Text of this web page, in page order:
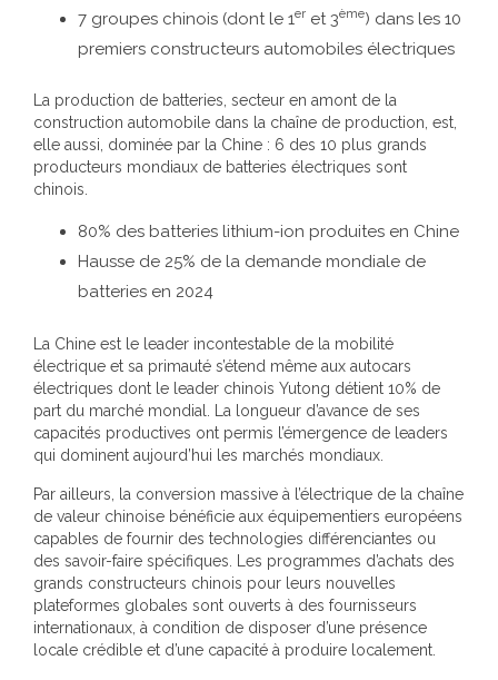
7 groupes chinois (dont le 1er et 3ème) dans les 10
premiers constructeurs automobiles électriques
La production de batteries, secteur en amont de la
construction automobile dans la chaîne de production, est,
elle aussi, dominée par la Chine : 6 des 10 plus grands
producteurs mondiaux de batteries électriques sont
chinois.
80% des batteries lithium-ion produites en Chine
Hausse de 25% de la demande mondiale de
batteries en 2024
La Chine est le leader incontestable de la mobilité
électrique et sa primauté s’étend même aux autocars
électriques dont le leader chinois Yutong détient 10% de
part du marché mondial. La longueur d’avance de ses
capacités productives ont permis l’émergence de leaders
qui dominent aujourd’hui les marchés mondiaux.
Par ailleurs, la conversion massive à l’électrique de la chaîne
de valeur chinoise bénéficie aux équipementiers européens
capables de fournir des technologies différenciantes ou
des savoir-faire spécifiques. Les programmes d’achats des
grands constructeurs chinois pour leurs nouvelles
plateformes globales sont ouverts à des fournisseurs
internationaux, à condition de disposer d’une présence
locale crédible et d’une capacité à produire localement.